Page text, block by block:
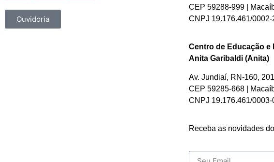
Ouvidoria
CEP 59288-999 |
CNPJ 19.176.461/0002-
Centro de Educação e
Anita Garibaldi (Anita)
Av. Jundiaí, RN-160,
CEP 59285-668 |
CNPJ 19.176.461/0003-
Receba as novidades